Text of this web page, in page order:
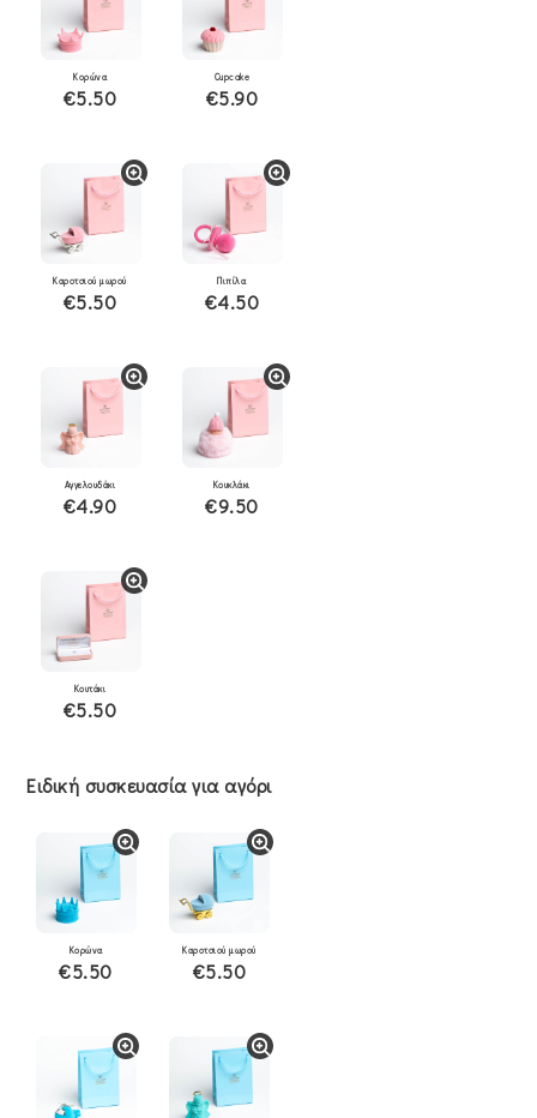
Κορώνα
€5.50
Cupcake
€5.90
Καροτσιού μωρού
€5.50
Πιπίλα
€4.50
Αγγελουδάκι
€4.90
Κουκλάκι
€9.50
Κουτάκι
€5.50
Ειδική συσκευασία για αγόρι
Κορώνα
€5.50
Καροτσιού μωρού
€5.50